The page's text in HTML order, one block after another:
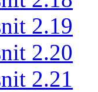
2.19
2.20
2.21